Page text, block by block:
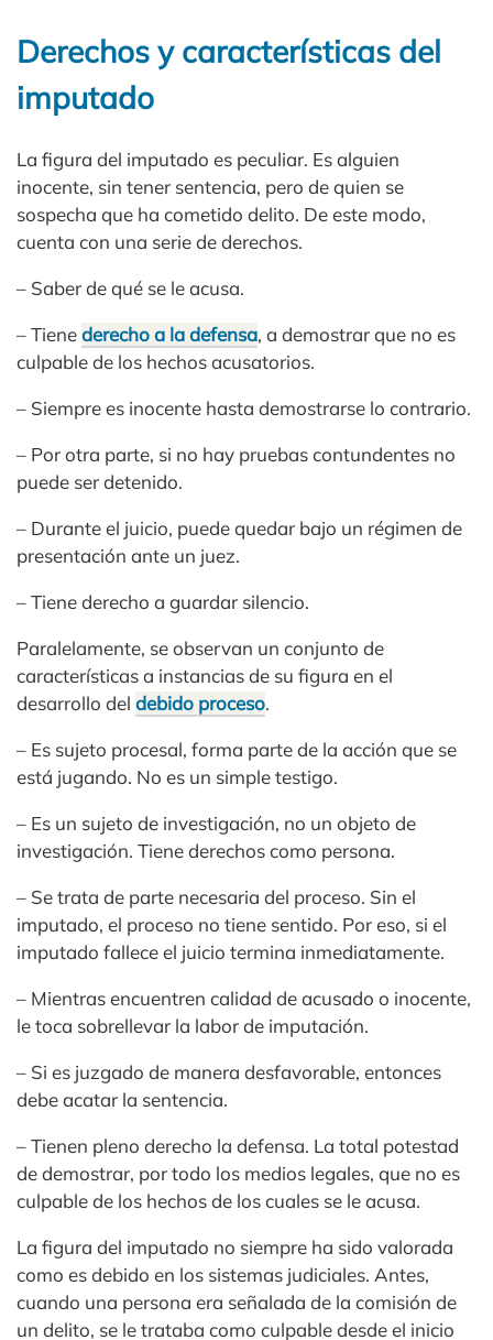
Derechos y características del
imputado
La figura del imputado es peculiar. Es alguien
inocente, sin tener sentencia, pero de quien se
sospecha que ha cometido delito. De este modo,
cuenta con una serie de derechos.
– Saber de qué se le acusa.
– Tienederecho a la defensa, a demostrar que no es
culpable de los hechos acusatorios.
– Siempre es inocente hasta demostrarse lo contrario.
– Por otra parte, si no hay pruebas contundentes no
puede ser detenido.
– Durante el juicio, puede quedar bajo un régimen de
presentación ante un juez.
– Tiene derecho a guardar silencio.
Paralelamente, se observan un conjunto de
características a instancias de su figura en el
desarrollo del debido proceso.
– Es sujeto procesal, forma parte de la acción que se
está jugando. No es un simple testigo.
– Es un sujeto de investigación, no un objeto de
investigación. Tiene derechos como persona.
– Se trata de parte necesaria del proceso. Sin el
imputado, el proceso no tiene sentido. Por eso, si el
imputado fallece el juicio termina inmediatamente.
– Mientras encuentren calidad de acusado o inocente,
le toca sobrellevar la labor de imputación.
– Si es juzgado de manera desfavorable, entonces
debe acatar la sentencia.
– Tienen pleno derecho la defensa. La total potestad
de demostrar, por todo los medios legales, que no es
culpable de los hechos de los cuales se le acusa.
La figura del imputado no siempre ha sido valorada
como es debido en los sistemas judiciales. Antes,
cuando una persona era señalada de la comisión de
un delito, se le trataba como culpable desde el inicio